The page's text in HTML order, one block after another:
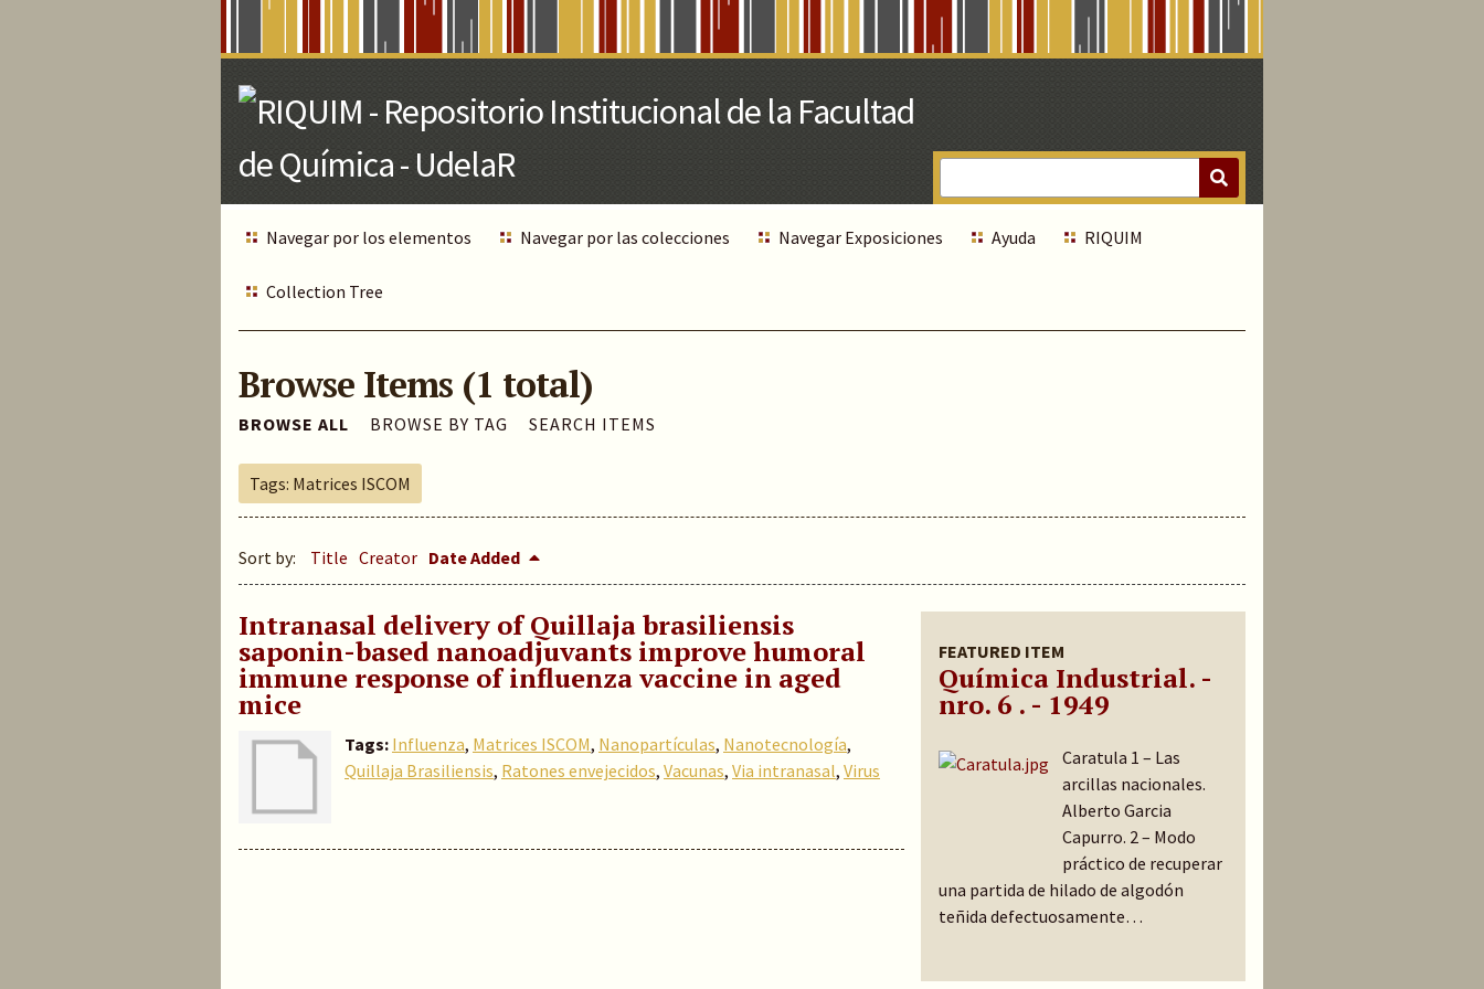
Navegar por los elementos Navegar por las colecciones Navegar Exposiciones Ayuda RIQUIM
Collection Tree
Browse Items (1 total)
BROWSE ALL BROWSE BY TAG SEARCH ITEMS
Tags: Matrices ISCOM
Sort by: Title Creator Date Added
FEATURED ITEM
Química Industrial. -
nro. 6 . - 1949
Caratula 1 – Las
arcillas nacionales.
Alberto Garcia
Capurro. 2 – Modo
práctico de recuperar
una partida de hilado de algodón
teñida defectuosamente…
Intranasal delivery of Quillaja brasiliensis
saponin-based nanoadjuvants improve humoral
immune response of influenza vaccine in aged
mice
Tags: Influenza, Matrices ISCOM, Nanopartículas, Nanotecnología,
Quillaja Brasiliensis, Ratones envejecidos, Vacunas, Via intranasal, Virus